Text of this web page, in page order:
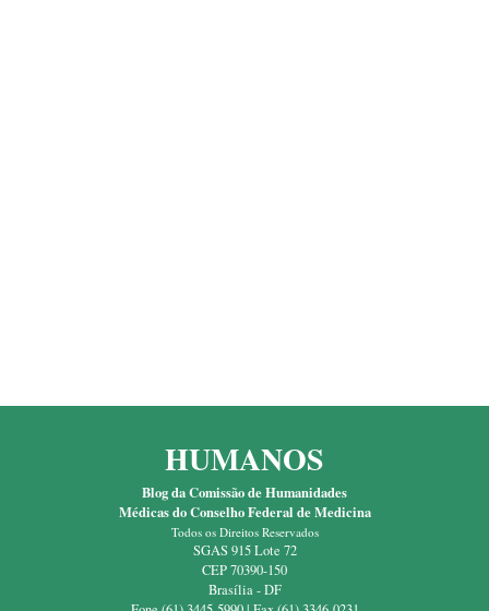
HUMANOS
Blog da Comissão de Humanidades
Médicas do Conselho Federal de Medicina
Todos os Direitos Reservados
SGAS 915 Lote 72
CEP 70390-150
Brasília - DF